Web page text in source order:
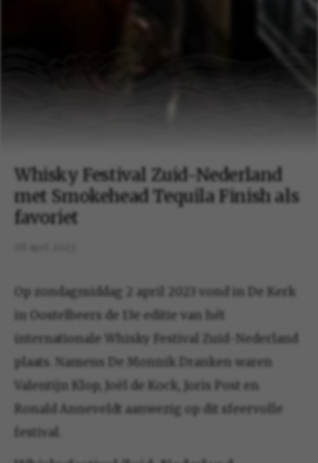
Whisky Festival Zuid-Nederland
met Smokehead Tequila Finish als
favoriet
Op zondagmiddag 2 april 2023 vond in De Kerk
in Oostelbeers de 13e editie van hét
internationale Whisky Festival Zuid-Nederland
plaats. Namens De Monnik Dranken waren
Valentijn Klop, Joël de Kock, Joris Post en
Ronald Anneveldt aanwezig op dit sfeervolle
festival.